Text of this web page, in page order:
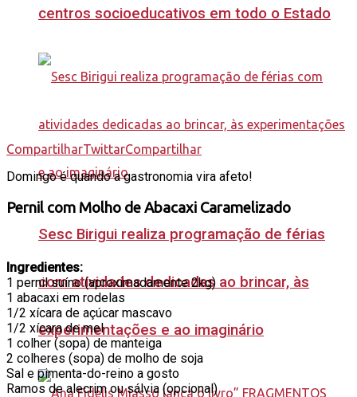
centros socioeducativos em todo o Estado
Sesc Birigui realiza programação de férias
com atividades dedicadas ao brincar, às
experimentações e ao imaginário
CompartilharTwittarCompartilhar
Domingo é quando a gastronomia vira afeto!
Pernil com Molho de Abacaxi Caramelizado
Ingredientes:
1 pernil suíno (aproximadamente 2kg)
1 abacaxi em rodelas
1/2 xícara de açúcar mascavo
1/2 xícara de mel
1 colher (sopa) de manteiga
2 colheres (sopa) de molho de soja
Sal e pimenta-do-reino a gosto
Ramos de alecrim ou sálvia (opcional)